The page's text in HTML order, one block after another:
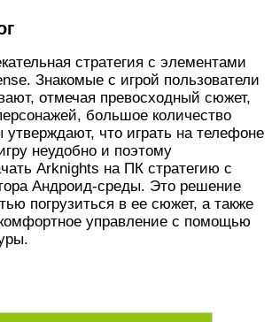
стратегия с элементами
Знакомые с игрой пользователи
отмечая превосходный сюжет,
большое количество
что играть на телефоне
неудобно и поэтому
Arknights на ПК стратегию с
Андроид-среды. Это решение
погрузиться в ее сюжет, а также
управление с помощью